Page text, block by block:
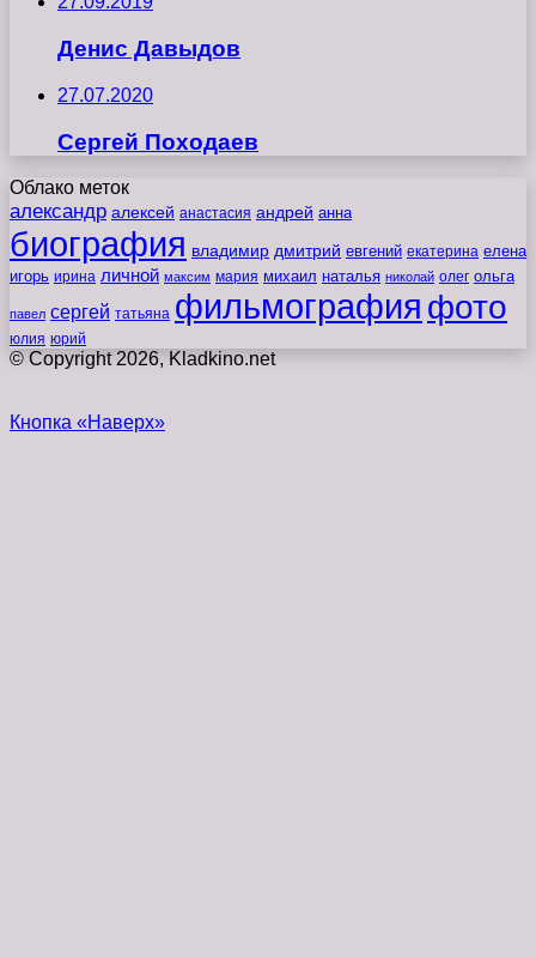
Денис Давыдов
27.07.2020
Сергей Походаев
Облако меток
александр алексей анастасия андрей анна
биография владимир дмитрий евгений екатерина елена
игорь ирина личной максим мария михаил наталья николай олег ольга
павел сергей татьяна фильмография фото
юлия юрий
© Copyright 2026, Kladkino.net
Кнопка «Наверх»